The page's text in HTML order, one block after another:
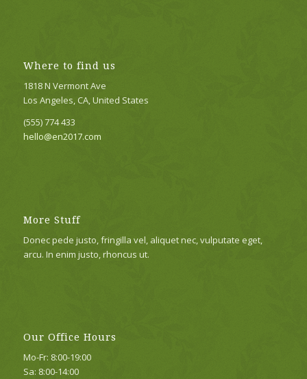
Where to find us
1818 N Vermont Ave
Los Angeles, CA, United States
(555) 774 433
hello@en2017.com
More Stuff
Donec pede justo, fringilla vel, aliquet nec, vulputate eget,
arcu. In enim justo, rhoncus ut.
Our Office Hours
Mo-Fr: 8:00-19:00
Sa: 8:00-14:00